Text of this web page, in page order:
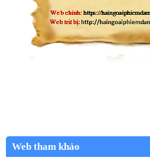
Web tham khảo